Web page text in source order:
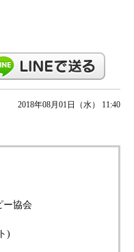
2018年08月01日（水） 11:40
ー協会
)